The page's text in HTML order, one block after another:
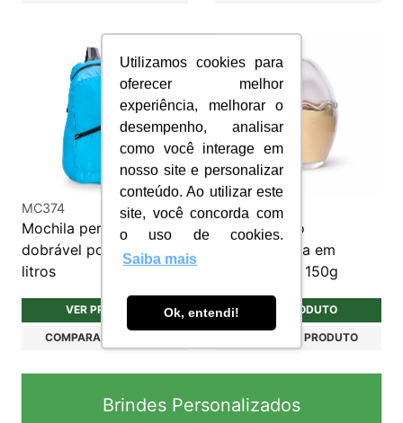
Utilizamos cookies para
oferecer melhor
experiência, melhorar o
desempenho, analisar
como você interage em
nosso site e personalizar
conteúdo. Ao utilizar este
site, você concorda com
o uso de cookies.
Saiba mais
Ok, entendi!
MC374
Mochila personalizada
dobrável poliéster 14
litros
VER PRODUTO
COMPARAR PRODUTO
SPA043
Vela de vidro
personalizada em
formato ovo 150g
VER PRODUTO
COMPARAR PRODUTO
Brindes Personalizados